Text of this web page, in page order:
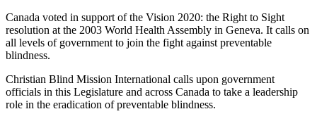
Canada voted in support of the Vision 2020: the Right to Sight
resolution at the 2003 World Health Assembly in Geneva. It calls on
all levels of government to join the fight against preventable
blindness.
Christian Blind Mission International calls upon government
officials in this Legislature and across Canada to take a leadership
role in the eradication of preventable blindness.